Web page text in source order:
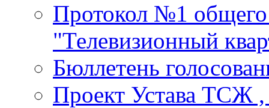
Протокол №1
"Телевизионный
Бюллетень
Проект Устава ТСЖ